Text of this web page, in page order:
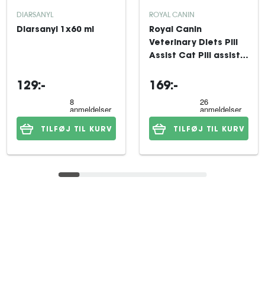
DIARSANYL
Diarsanyl 1x60 ml
129:-
TILFØJ TIL KURV
ROYAL CANIN
Royal Canin
Veterinary Diets Pill
Assist Cat Pill assist
169:-
TILFØJ TIL KURV